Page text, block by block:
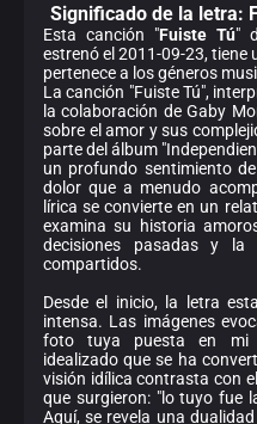
Significado de la letra:
Esta canción "Fuiste Tú"
estrenó el 2011-09-23, tiene
pertenece a los géneros
La canción "Fuiste Tú",
la colaboración de Gaby
sobre el amor y sus
parte del álbum
un profundo sentimiento
dolor que a menudo
lírica se convierte en un
examina su historia
decisiones pasadas y
compartidos.
Desde el inicio, la letra
intensa. Las imágenes
foto tuya puesta en mi
idealizado que se ha
visión idílica contrasta con
que surgieron: "lo tuyo fue
Aquí, se revela una